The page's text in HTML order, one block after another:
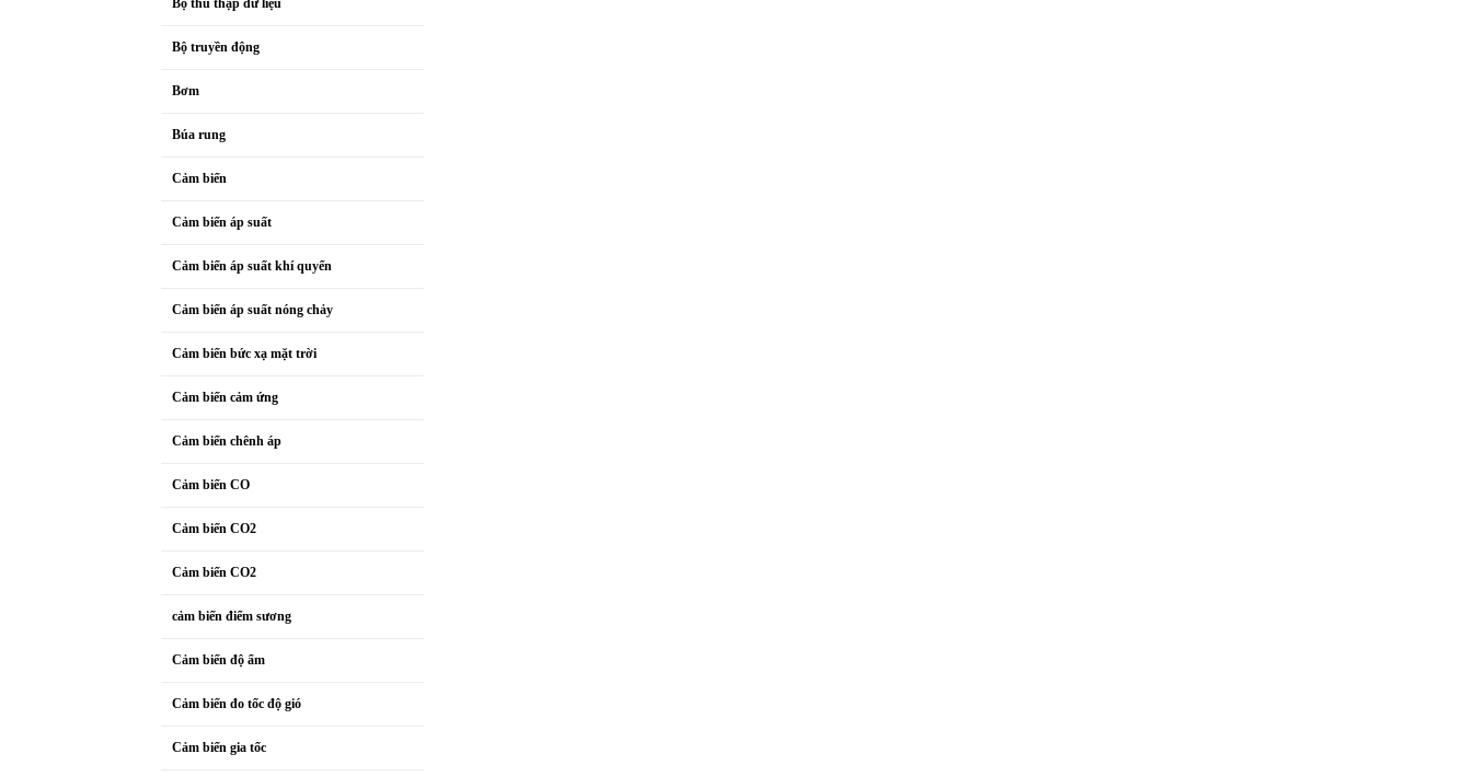
Bộ thu thập dữ liệu
Bộ truyền động
Bơm
Búa rung
Cảm biến
Cảm biến áp suất
Cảm biến áp suất khí quyển
Cảm biến áp suất nóng chảy
Cảm biến bức xạ mặt trời
Cảm biến cảm ứng
Cảm biến chênh áp
Cảm biến CO
Cảm biến CO2
Cảm biến CO2
cảm biến điểm sương
Cảm biến độ ẩm
Cảm biến đo tốc độ gió
Cảm biến gia tốc